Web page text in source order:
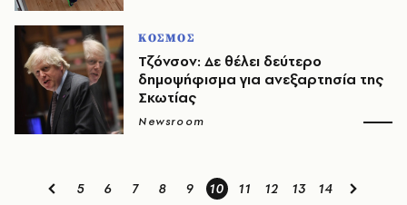
ΚΟΣΜΟΣ
Τζόνσον: Δε θέλει δεύτερο
δημοψήφισμα για ανεξαρτησία της
Σκωτίας
Newsroom
5 6 7 8 9 10 11 12 13 14